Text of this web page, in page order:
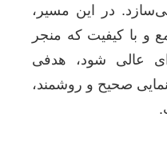
در این مسیر،
و با کیفیت که منجر
عالی شود، هدفی
صحیح و روشمند،